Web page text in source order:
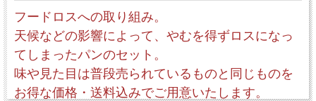
フードロスへの取り組み。
天候などの影響によって、やむを得ずロスになっ
てしまったパンのセット。
味や見た目は普段売られているものと同じものを
お得な価格・送料込みでご用意いたします。